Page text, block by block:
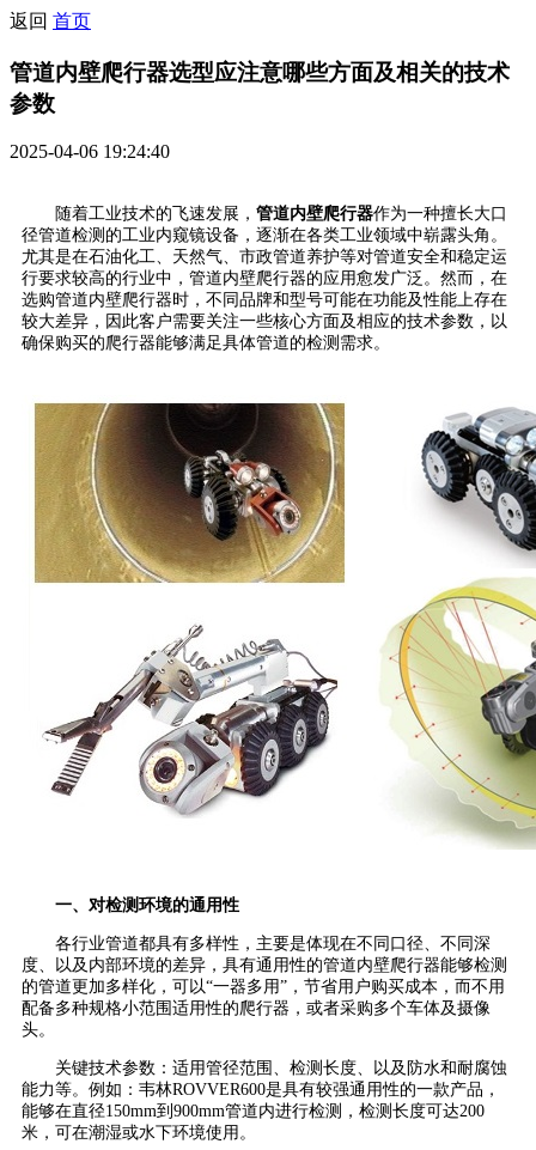
返回 首页
管道内壁爬行器选型应注意哪些方面及相关的技术
参数
2025-04-06 19:24:40
随着工业技术的飞速发展， 管道内壁爬行器作为一种擅长大口
径管道检测的工业内窥镜设备，逐渐在各类工业领域中崭露头角。
尤其是在石油化工、天然气、市政管道养护等对管道安全和稳定运
行要求较高的行业中，管道内壁爬行器的应用愈发广泛。然而，在
选购管道内壁爬行器时，不同品牌和型号可能在功能及性能上存在
较大差异，因此客户需要关注一些核心方面及相应的技术参数，以
确保购买的爬行器能够满足具体管道的检测需求。
一、对检测环境的通用性
各行业管道都具有多样性，主要是体现在不同口径、不同深
度、以及内部环境的差异，具有通用性的管道内壁爬行器能够检测
的管道更加多样化，可以“一器多用”，节省用户购买成本，而不用
配备多种规格小范围适用性的爬行器，或者采购多个车体及摄像
头。
关键技术参数：适用管径范围、检测长度、以及防水和耐腐蚀
能力等。例如：韦林ROVVER600是具有较强通用性的一款产品，
能够在直径150mm到900mm管道内进行检测，检测长度可达200
米，可在潮湿或水下环境使用。